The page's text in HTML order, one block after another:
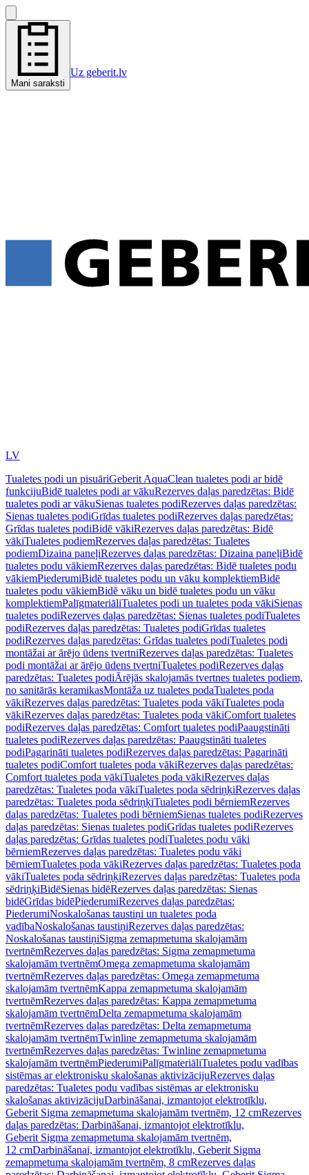
Mani saraksti
Uz geberit.lv
LV
Tualetes podi un pisuāriGeberit AquaClean tualetes podi ar bidē
funkcijuBidē tualetes podi ar vākuRezerves daļas paredzētas: Bidē
tualetes podi ar vākuSienas tualetes podiRezerves daļas paredzētas:
Sienas tualetes podiGrīdas tualetes podiRezerves daļas paredzētas:
Grīdas tualetes podiBidē vākiRezerves daļas paredzētas: Bidē
vākiTualetes podiemRezerves daļas paredzētas: Tualetes
podiemDizaina paneļiRezerves daļas paredzētas: Dizaina paneļiBidē
tualetes podu vākiemRezerves daļas paredzētas: Bidē tualetes podu
vākiemPiederumiBidē tualetes podu un vāku komplektiemBidē
tualetes podu vākiemBidē vāku un bidē tualetes podu un vāku
komplektiemPalīgmateriāliTualetes podi un tualetes poda vākiSienas
tualetes podiRezerves daļas paredzētas: Sienas tualetes podiTualetes
podiRezerves daļas paredzētas: Tualetes podiGrīdas tualetes
podiRezerves daļas paredzētas: Grīdas tualetes podiTualetes podi
montāžai ar ārējo ūdens tvertniRezerves daļas paredzētas: Tualetes
podi montāžai ar ārējo ūdens tvertniTualetes podiRezerves daļas
paredzētas: Tualetes podiĀrējās skalojamās tvertnes tualetes podiem,
no sanitārās keramikasMontāža uz tualetes podaTualetes poda
vākiRezerves daļas paredzētas: Tualetes poda vākiTualetes poda
vākiRezerves daļas paredzētas: Tualetes poda vākiComfort tualetes
podiRezerves daļas paredzētas: Comfort tualetes podiPaaugstināti
tualetes podiRezerves daļas paredzētas: Paaugstināti tualetes
podiPagarināti tualetes podiRezerves daļas paredzētas: Pagarināti
tualetes podiComfort tualetes poda vākiRezerves daļas paredzētas:
Comfort tualetes poda vākiTualetes poda vākiRezerves daļas
paredzētas: Tualetes poda vākiTualetes poda sēdriņķiRezerves daļas
paredzētas: Tualetes poda sēdriņķiTualetes podi bērniemRezerves
daļas paredzētas: Tualetes podi bērniemSienas tualetes podiRezerves
daļas paredzētas: Sienas tualetes podiGrīdas tualetes podiRezerves
daļas paredzētas: Grīdas tualetes podiTualetes podu vāki
bērniemRezerves daļas paredzētas: Tualetes podu vāki
bērniemTualetes poda vākiRezerves daļas paredzētas: Tualetes poda
vākiTualetes poda sēdriņķiRezerves daļas paredzētas: Tualetes poda
sēdriņķiBidēSienas bidēRezerves daļas paredzētas: Sienas
bidēGrīdas bidēPiederumiRezerves daļas paredzētas:
PiederumiNoskalošanas taustiņi un tualetes poda
vadībaNoskalošanas taustiņiRezerves daļas paredzētas:
Noskalošanas taustiņiSigma zemapmetuma skalojamām
tvertnēmRezerves daļas paredzētas: Sigma zemapmetuma
skalojamām tvertnēmOmega zemapmetuma skalojamām
tvertnēmRezerves daļas paredzētas: Omega zemapmetuma
skalojamām tvertnēmKappa zemapmetuma skalojamām
tvertnēmRezerves daļas paredzētas: Kappa zemapmetuma
skalojamām tvertnēmDelta zemapmetuma skalojamām
tvertnēmRezerves daļas paredzētas: Delta zemapmetuma
skalojamām tvertnēmTwinline zemapmetuma skalojamām
tvertnēmRezerves daļas paredzētas: Twinline zemapmetuma
skalojamām tvertnēmPiederumiPalīgmateriāliTualetes podu vadības
sistēmas ar elektronisku skalošanas aktivizācijuRezerves daļas
paredzētas: Tualetes podu vadības sistēmas ar elektronisku
skalošanas aktivizācijuDarbināšanai, izmantojot elektrotīklu,
Geberit Sigma zemapmetuma skalojamām tvertnēm, 12 cmRezerves
daļas paredzētas: Darbināšanai, izmantojot elektrotīklu,
Geberit Sigma zemapmetuma skalojamām tvertnēm,
12 cmDarbināšanai, izmantojot elektrotīklu, Geberit Sigma
zemapmetuma skalojamām tvertnēm, 8 cmRezerves daļas